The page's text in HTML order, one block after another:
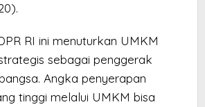
RI ini menuturkan UMKM
sebagai penggerak
Angka penyerapan
tinggi melalui UMKM bisa